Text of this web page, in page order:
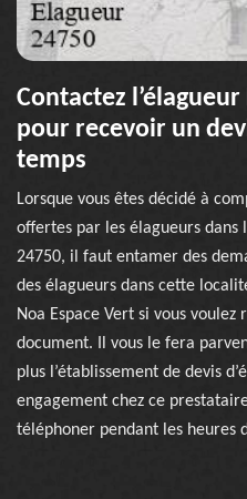
Contactez
pour recevoir un
temps
Lorsque vous êtes décidé à
offertes par les élagueurs dans
24750, il faut entamer des
des élagueurs dans cette
Noa Espace Vert si vous
document. Il vous le fera
plus l’établissement de devis
engagement chez ce
téléphoner pendant les heures